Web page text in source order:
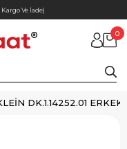
Ve İade)
0
DK.1.14252.01